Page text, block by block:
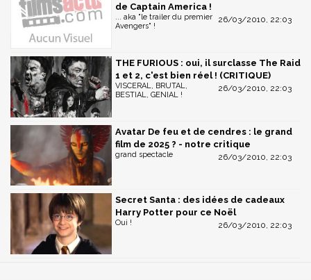
de Captain America !
26/03/2010, 22:03
... aka "le trailer du premier
Avengers" !
THE FURIOUS : oui, il surclasse The Raid
1 et 2, c'est bien réel ! (CRITIQUE)
26/03/2010, 22:03
VISCERAL, BRUTAL,
BESTIAL, GENIAL !
Avatar De feu et de cendres : le grand
film de 2025 ? - notre critique
26/03/2010, 22:03
grand spectacle
Secret Santa : des idées de cadeaux
Harry Potter pour ce Noël
26/03/2010, 22:03
Oui !